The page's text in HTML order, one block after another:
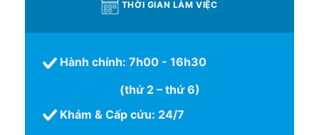
THỜI GIAN LÀM VIỆC
Hành chính: 7h00 - 16h30
(thứ 2 – thứ 6)
Khám & Cấp cứu: 24/7